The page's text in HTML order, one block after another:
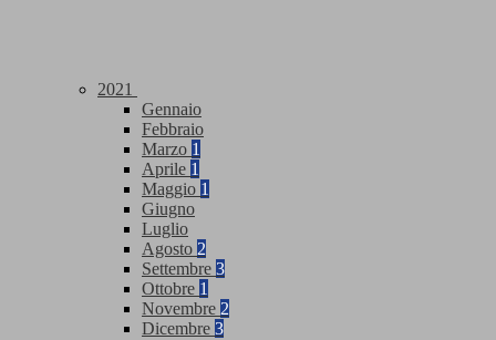
2021
Gennaio
Febbraio
Marzo 1
Aprile 1
Maggio 1
Giugno
Luglio
Agosto 2
Settembre 3
Ottobre 1
Novembre 2
Dicembre 3